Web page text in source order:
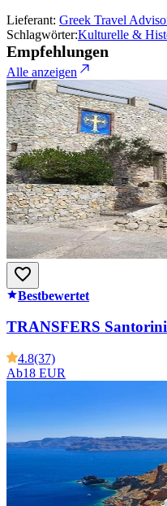
Lieferant: Greek Travel
Schlagwörter:Kulturelle &
Empfehlungen
Alle anzeigen
Bestbewertet
TRANSFERS
4.8(37)
Ab18 EUR